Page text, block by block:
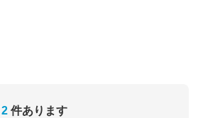
2 件あります